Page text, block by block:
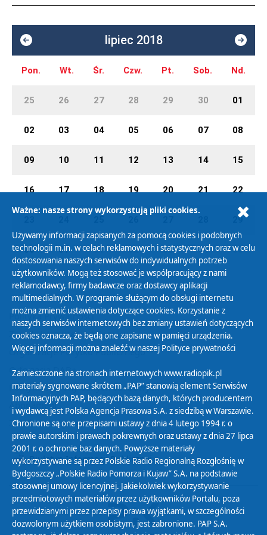
lipiec 2018
Pon. Wt. Śr. Czw. Pt. Sob. Nd.
25 26 27 28 29 30 01
02 03 04 05 06 07 08
09 10 11 12 13 14 15
16 17 18 19 20 21 22
29
30 31 01 02 03 04 05
Polityka Prywatności
Zasady korzystania z Serwisu
Organizacje Pożytku Publicznego
Cyfryzacja DAB+
Polityka ochrony danych osobowych
Abonament
Zamówienia publiczne
Biuletyn Informacji Publicznej
Ważne: nasze strony wykorzystują pliki cookies.
Używamy informacji zapisanych za pomocą cookies i podobnych
technologii m.in. w celach reklamowych i statystycznych oraz w celu
dostosowania naszych serwisów do indywidualnych potrzeb
użytkowników. Mogą też stosować je współpracujący z nami
reklamodawcy, firmy badawcze oraz dostawcy aplikacji
multimedialnych. W programie służącym do obsługi internetu
można zmienić ustawienia dotyczące cookies. Korzystanie z
naszych serwisów internetowych bez zmiany ustawień dotyczących
cookies oznacza, że będą one zapisane w pamięci urządzenia.
Więcej informacji można znaleźć w naszej Polityce prywatności
Zamieszczone na stronach internetowych www.radiopik.pl
materiały sygnowane skrótem „PAP” stanowią element Serwisów
Informacyjnych PAP, będących bazą danych, których producentem
i wydawcą jest Polska Agencja Prasowa S.A. z siedzibą w Warszawie.
Chronione są one przepisami ustawy z dnia 4 lutego 1994 r. o
prawie autorskim i prawach pokrewnych oraz ustawy z dnia 27 lipca
2001 r. o ochronie baz danych. Powyższe materiały
wykorzystywane są przez Polskie Radio Regionalną Rozgłośnię w
Bydgoszczy „Polskie Radio Pomorza i Kujaw” S.A. na podstawie
stosownej umowy licencyjnej. Jakiekolwiek wykorzystywanie
przedmiotowych materiałów przez użytkowników Portalu, poza
przewidzianymi przez przepisy prawa wyjątkami, w szczególności
dozwolonym użytkiem osobistym, jest zabronione. PAP S.A.